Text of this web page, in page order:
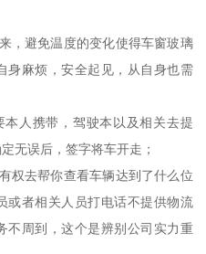
，避免温度的变化使得车窗玻璃
身麻烦，安全起见，从自身也需
人携带，驾驶本以及相关去提
无误后，签字将车开走；
权去帮你查看车辆达到了什么位
或者相关人员打电话不提供物流
不周到，这个是辨别公司实力重